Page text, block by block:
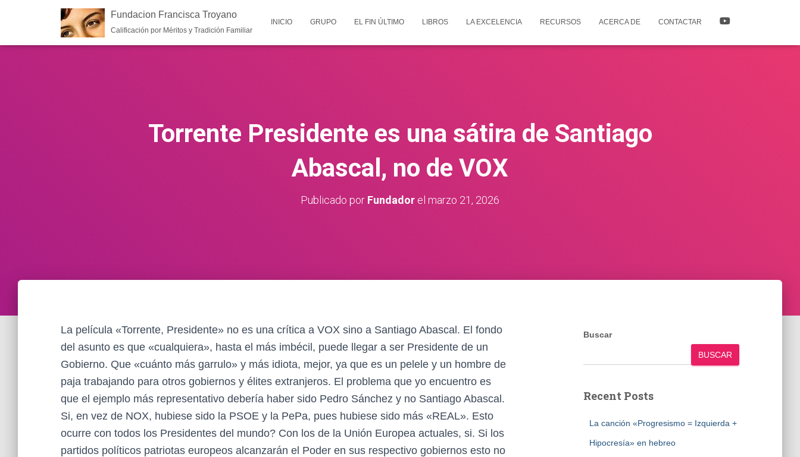
Fundacion Francisca Troyano
Calificación por Méritos y Tradición Familiar
INICIO GRUPO EL FIN ÚLTIMO LIBROS LA EXCELENCIA RECURSOS ACERCA DE CONTACTAR
Torrente Presidente es una sátira de Santiago
Abascal, no de VOX
Publicado por Fundador el marzo 21, 2026
La película «Torrente, Presidente» no es una crítica a VOX sino a Santiago Abascal. El fondo
del asunto es que «cualquiera», hasta el más imbécil, puede llegar a ser Presidente de un
Gobierno. Que «cuánto más garrulo» y más idiota, mejor, ya que es un pelele y un hombre de
paja trabajando para otros gobiernos y élites extranjeros. El problema que yo encuentro es
que el ejemplo más representativo debería haber sido Pedro Sánchez y no Santiago Abascal.
Si, en vez de NOX, hubiese sido la PSOE y la PePa, pues hubiese sido más «REAL». Esto
ocurre con todos los Presidentes del mundo? Con los de la Unión Europea actuales, si. Si los
partidos políticos patriotas europeos alcanzarán el Poder en sus respectivo gobiernos esto no
Buscar
BUSCAR
Recent Posts
La canción «Progresismo = Izquierda +
Hipocresía» en hebreo